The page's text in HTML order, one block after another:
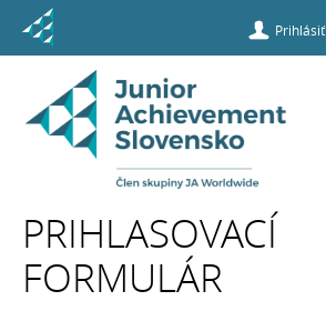
Prihlásiť
PRIHLASOVACÍ
FORMULÁR